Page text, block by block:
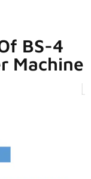
BS-4
Machine